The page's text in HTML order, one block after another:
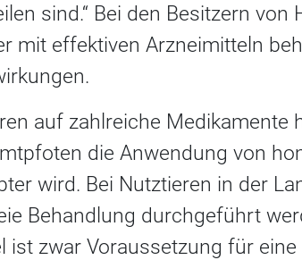
sind.“ Bei den Besitzern von
mit effektiven Arzneimitteln
auf zahlreiche Medikamente
die Anwendung von
wird. Bei Nutztieren in der
Behandlung durchgeführt
zwar Voraussetzung für